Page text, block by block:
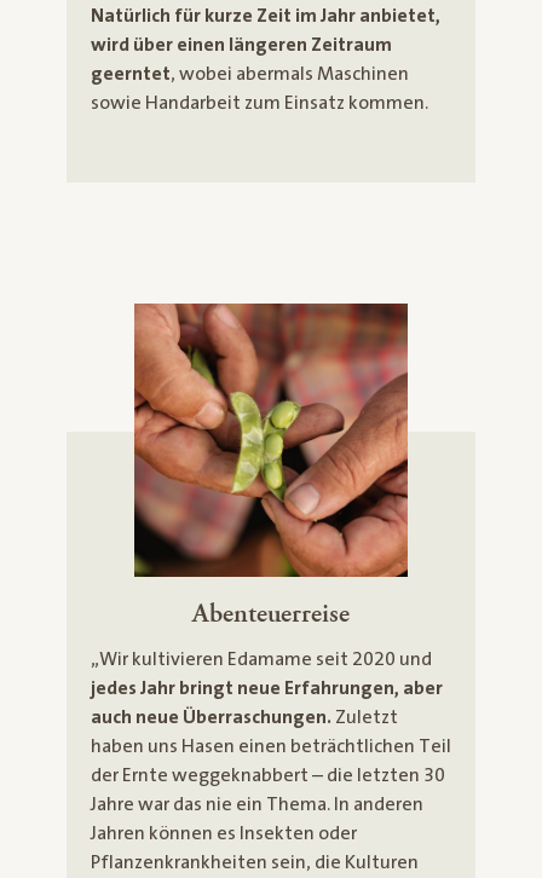
Natürlich für kurze Zeit im Jahr anbietet,
wird über einen längeren Zeitraum
geerntet, wobei abermals Maschinen
sowie Handarbeit zum Einsatz kommen.
Abenteuerreise
„Wir kultivieren Edamame seit 2020 und
jedes Jahr bringt neue Erfahrungen, aber
auch neue Überraschungen. Zuletzt
haben uns Hasen einen beträchtlichen Teil
der Ernte weggeknabbert – die letzten 30
Jahre war das nie ein Thema. In anderen
Jahren können es Insekten oder
Pflanzenkrankheiten sein, die Kulturen